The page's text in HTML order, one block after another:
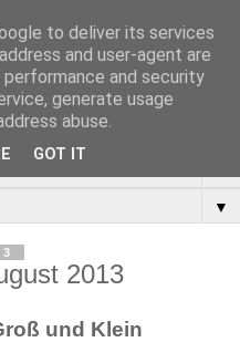
alles
▼
2013
und Klein
to deliver its services
and user-agent are
and security
generate usage
abuse.
GOT IT